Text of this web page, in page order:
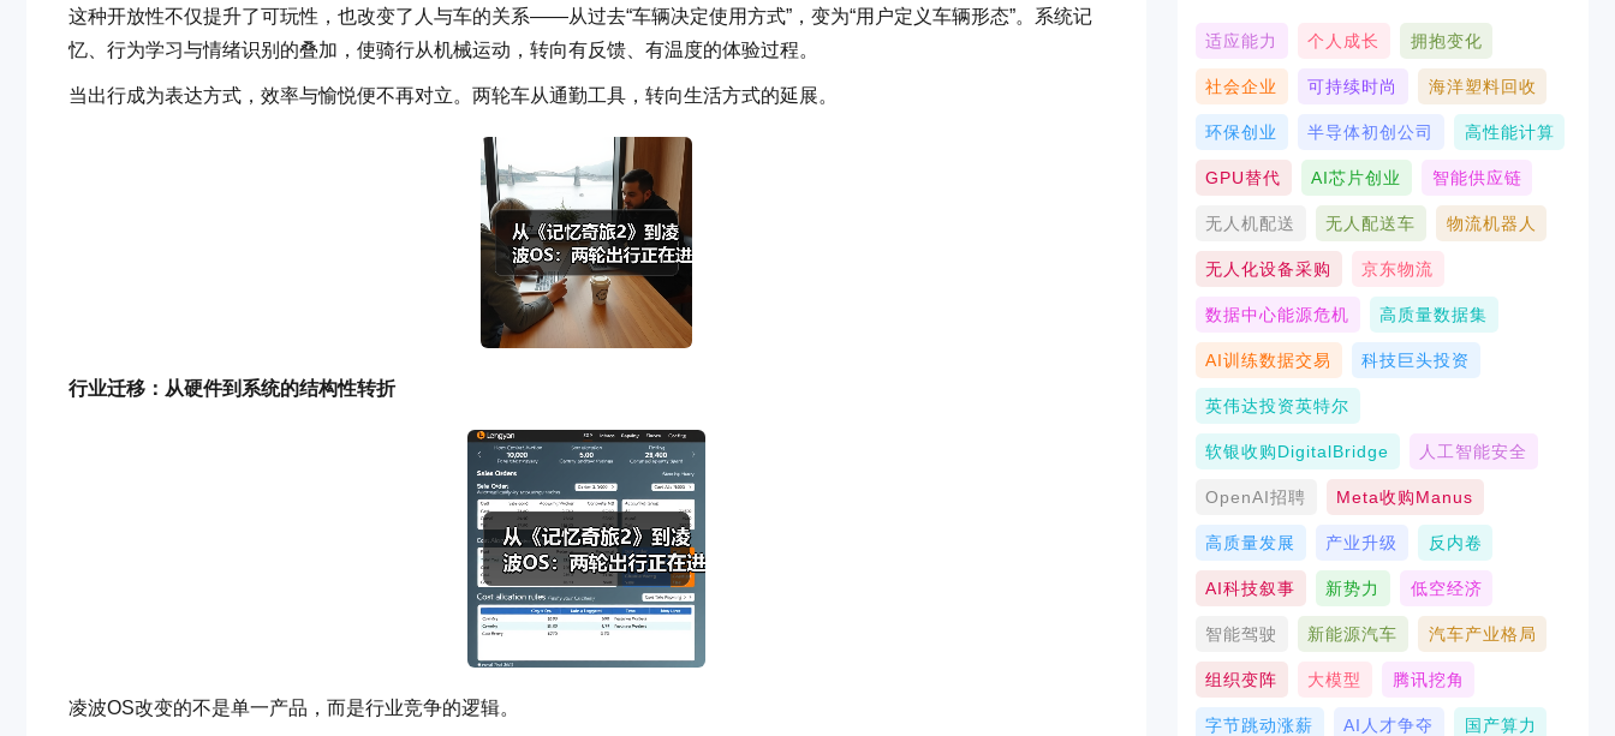
这种开放性不仅提升了可玩性，也改变了人与车的关系——从过去“车辆决定使用方式”，变为“用户定义车辆形态”。系统记
忆、行为学习与情绪识别的叠加，使骑行从机械运动，转向有反馈、有温度的体验过程。
当出行成为表达方式，效率与愉悦便不再对立。两轮车从通勤工具，转向生活方式的延展。
行业迁移：从硬件到系统的结构性转折
凌波OS改变的不是单一产品，而是行业竞争的逻辑。
适应能力 个人成长 拥抱变化
社会企业 可持续时尚 海洋塑料回收
环保创业 半导体初创公司 高性能计算
GPU替代 AI芯片创业 智能供应链
无人机配送 无人配送车 物流机器人
无人化设备采购 京东物流
数据中心能源危机 高质量数据集
AI训练数据交易 科技巨头投资
英伟达投资英特尔
软银收购DigitalBridge 人工智能安全
OpenAI招聘 Meta收购Manus
高质量发展 产业升级 反内卷
AI科技叙事 新势力 低空经济
智能驾驶 新能源汽车 汽车产业格局
组织变阵 大模型 腾讯挖角
字节跳动涨薪 AI人才争夺 国产算力